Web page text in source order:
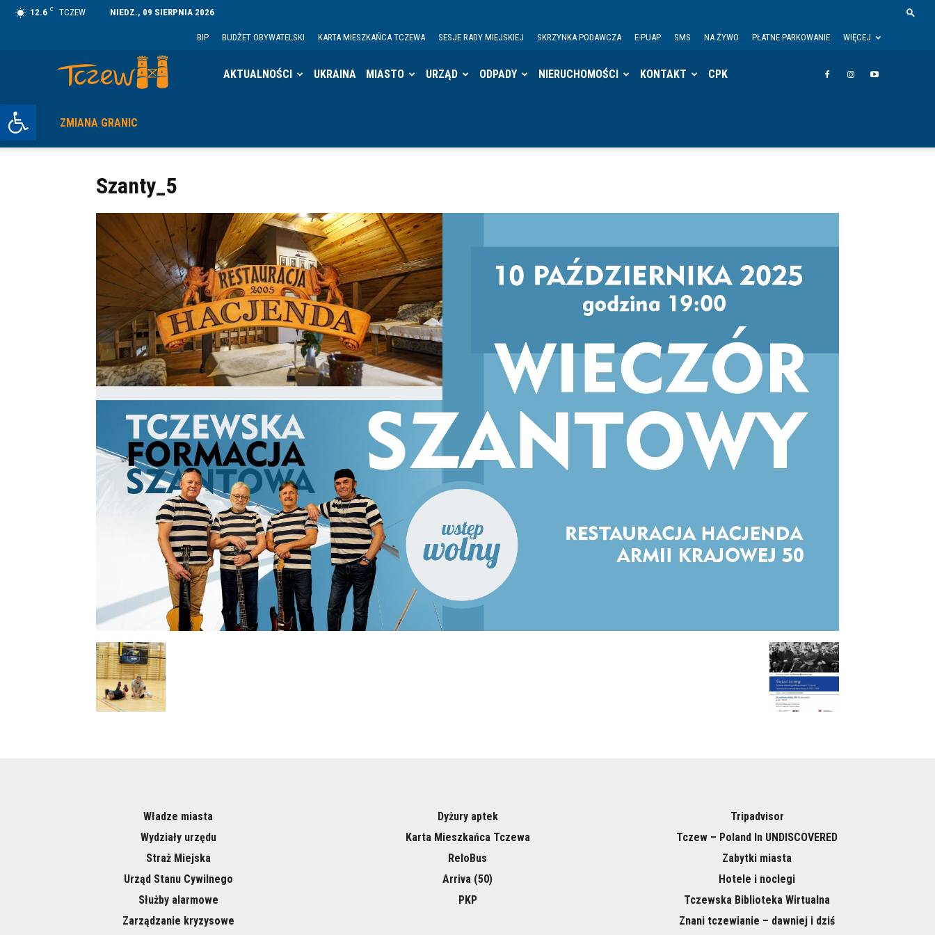
Otwórz pasek narzędzi
12.6 C TCZEW NIEDZ., 09 SIERPNIA 2026
BIP BUDŻET OBYWATELSKI KARTA MIESZKAŃCA TCZEWA SESJE RADY MIEJSKIEJ SKRZYNKA PODAWCZA E-PUAP SMS NA ŻYWO PŁATNE PARKOWANIE WIĘCEJ
AKTUALNOŚCI UKRAINA MIASTO URZĄD ODPADY NIERUCHOMOŚCI KONTAKT CPK
ZMIANA GRANIC
Szanty_5
Władze miasta
Wydziały urzędu
Straż Miejska
Urząd Stanu Cywilnego
Służby alarmowe
Zarządzanie kryzysowe
Dyżury aptek
Karta Mieszkańca Tczewa
ReloBus
Arriva (50)
PKP
Tripadvisor
Tczew – Poland In UNDISCOVERED
Zabytki miasta
Hotele i noclegi
Tczewska Biblioteka Wirtualna
Znani tczewianie – dawniej i dziś